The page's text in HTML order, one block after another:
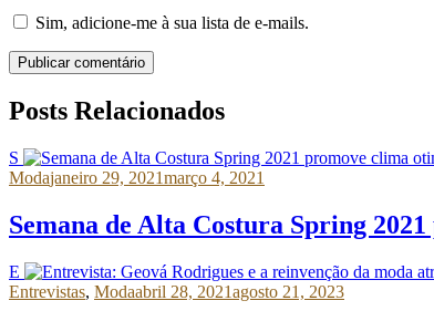
Sim, adicione-me à sua lista de e-mails.
Publicar comentário
Posts Relacionados
S
Modajaneiro 29, 2021março 4, 2021
Semana de Alta Costura Spring
E
Entrevistas, Modaabril 28, 2021agosto 21, 2023